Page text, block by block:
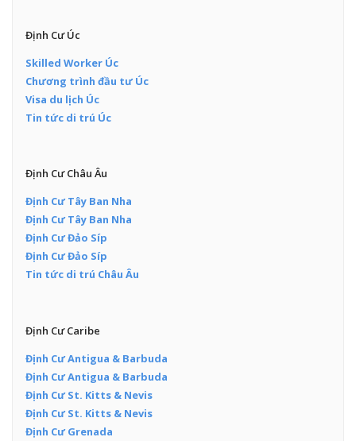
Định Cư Úc
Skilled Worker Úc
Chương trình đầu tư Úc
Visa du lịch Úc
Tin tức di trú Úc
Định Cư Châu Âu
Định Cư Tây Ban Nha
Định Cư Tây Ban Nha
Định Cư Đảo Síp
Định Cư Đảo Síp
Tin tức di trú Châu Âu
Định Cư Caribe
Định Cư Antigua & Barbuda
Định Cư Antigua & Barbuda
Định Cư St. Kitts & Nevis
Định Cư St. Kitts & Nevis
Định Cư Grenada